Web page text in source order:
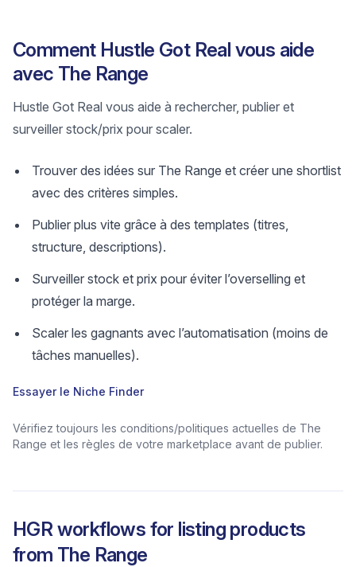
Comment Hustle Got Real vous aide
avec The Range
Hustle Got Real vous aide à rechercher, publier et
surveiller stock/prix pour scaler.
Trouver des idées sur The Range et créer une shortlist
avec des critères simples.
Publier plus vite grâce à des templates (titres,
structure, descriptions).
Surveiller stock et prix pour éviter l’overselling et
protéger la marge.
Scaler les gagnants avec l’automatisation (moins de
tâches manuelles).
Essayer le Niche Finder
Vérifiez toujours les conditions/politiques actuelles de The
Range et les règles de votre marketplace avant de publier.
HGR workflows for listing products
from The Range